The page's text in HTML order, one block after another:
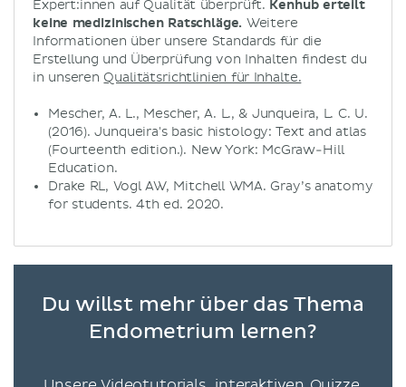
Expert:innen auf Qualität überprüft. Kenhub erteilt
keine medizinischen Ratschläge. Weitere
Informationen über unsere Standards für die
Erstellung und Überprüfung von Inhalten findest du
in unseren Qualitätsrichtlinien für Inhalte.
Mescher, A. L., Mescher, A. L., & Junqueira, L. C. U.
(2016). Junqueira's basic histology: Text and atlas
(Fourteenth edition.). New York: McGraw-Hill
Education.
Drake RL, Vogl AW, Mitchell WMA. Gray’s anatomy
for students. 4th ed. 2020.
Du willst mehr über das Thema
Endometrium lernen?